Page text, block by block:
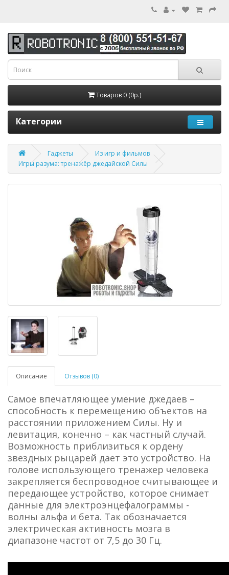
Товаров 0 (0р.)
Категории
Гаджеты
Из игр и фильмов
Игры разума: тренажёр джедайской Силы
Описание Отзывов (0)
Самое впечатляющее умение джедаев –
способность к перемещению объектов на
расстоянии приложением Силы. Ну и
левитация, конечно – как частный случай.
Возможность приблизиться к ордену
звездных рыцарей дает это устройство. На
голове использующего тренажер человека
закрепляется беспроводное считывающее и
передающее устройство, которое снимает
данные для электроэнцефалограммы -
волны альфа и бета. Так обозначается
электрическая активность мозга в
диапазоне частот от 7,5 до 30 Гц.